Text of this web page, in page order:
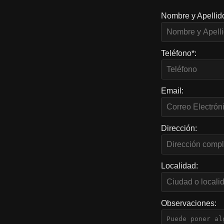
Nombre y
Teléfono*:
Email:
Dirección:
Localidad:
Observaciones: